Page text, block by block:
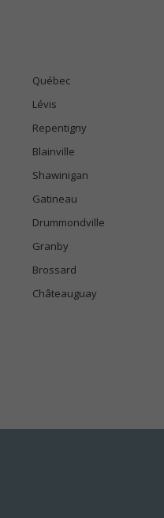
Québec
Lévis
Repentigny
Blainville
Shawinigan
Gatineau
Drummondville
Granby
Brossard
Châteauguay